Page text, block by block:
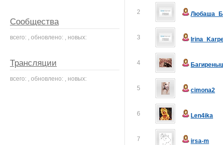
2
3
4
5 cimona2
6 Len4ika
7 irsa-m
Сообщества
всего: , обновлено: , новых:
Трансляции
всего: , обновлено: , новых: